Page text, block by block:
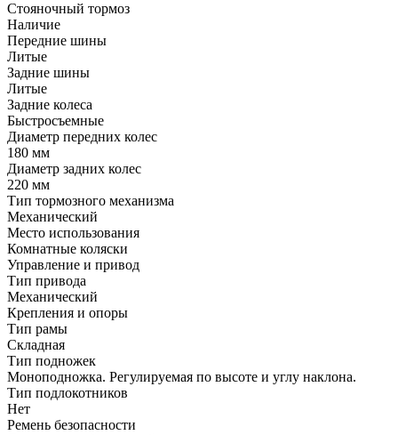
Стояночный тормоз
Наличие
Передние шины
Литые
Задние шины
Литые
Задние колеса
Быстросъемные
Диаметр передних колес
180 мм
Диаметр задних колес
220 мм
Тип тормозного механизма
Механический
Место использования
Комнатные коляски
Управление и привод
Тип привода
Механический
Крепления и опоры
Тип рамы
Складная
Тип подножек
Моноподножка. Регулируемая по высоте и углу наклона.
Тип подлокотников
Нет
Ремень безопасности